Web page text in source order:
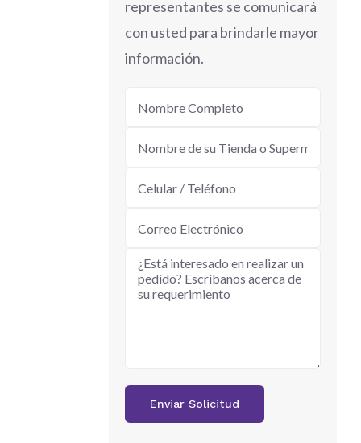
representantes se comunicará
con usted para brindarle mayor
información.